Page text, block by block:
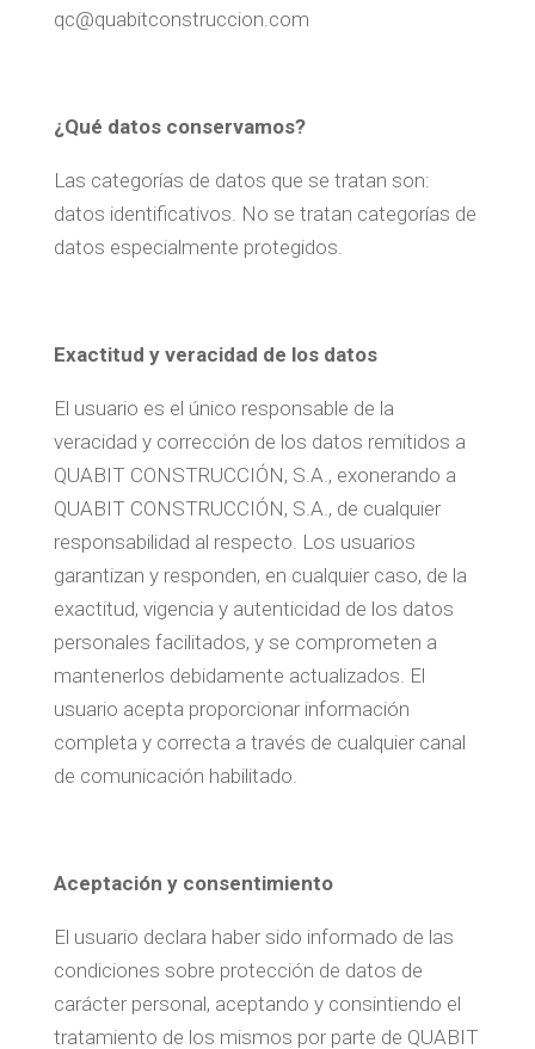
qc@quabitconstruccion.com
¿Qué datos conservamos?
Las categorías de datos que se tratan son:
datos identificativos. No se tratan categorías de
datos especialmente protegidos.
Exactitud y veracidad de los datos
El usuario es el único responsable de la
veracidad y corrección de los datos remitidos a
QUABIT CONSTRUCCIÓN, S.A., exonerando a
QUABIT CONSTRUCCIÓN, S.A., de cualquier
responsabilidad al respecto. Los usuarios
garantizan y responden, en cualquier caso, de la
exactitud, vigencia y autenticidad de los datos
personales facilitados, y se comprometen a
mantenerlos debidamente actualizados. El
usuario acepta proporcionar información
completa y correcta a través de cualquier canal
de comunicación habilitado.
Aceptación y consentimiento
El usuario declara haber sido informado de las
condiciones sobre protección de datos de
carácter personal, aceptando y consintiendo el
tratamiento de los mismos por parte de QUABIT